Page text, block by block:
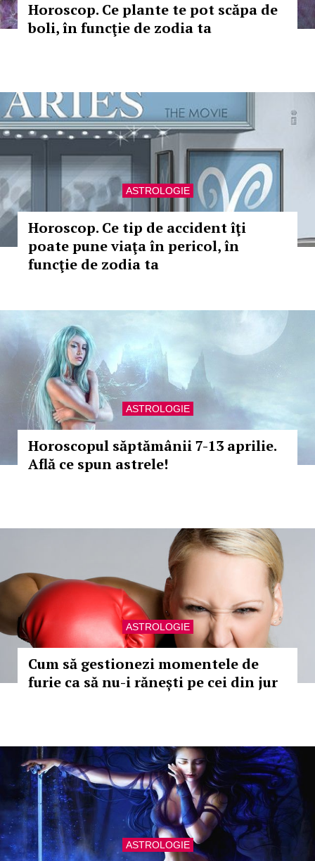
Horoscop. Ce plante te pot scăpa de
boli, în funcţie de zodia ta
ASTROLOGIE
Horoscop. Ce tip de accident îţi
poate pune viaţa în pericol, în
funcţie de zodia ta
ASTROLOGIE
Horoscopul săptămânii 7-13 aprilie.
Află ce spun astrele!
ASTROLOGIE
Cum să gestionezi momentele de
furie ca să nu-i rănești pe cei din jur
ASTROLOGIE